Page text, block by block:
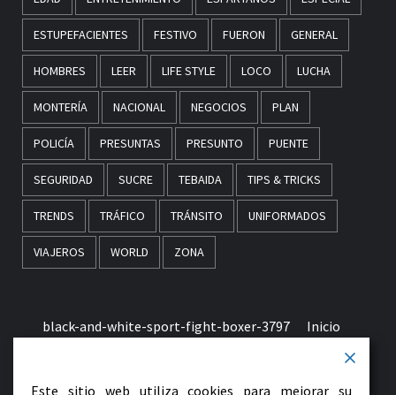
ESTUPEFACIENTES FESTIVO FUERON GENERAL
HOMBRES LEER LIFE STYLE LOCO LUCHA
MONTERÍA NACIONAL NEGOCIOS PLAN
POLICÍA PRESUNTAS PRESUNTO PUENTE
SEGURIDAD SUCRE TEBAIDA TIPS & TRICKS
TRENDS TRÁFICO TRÁNSITO UNIFORMADOS
VIAJEROS WORLD ZONA
black-and-white-sport-fight-boxer-3797 Inicio
Este sitio web utiliza cookies para mejorar su